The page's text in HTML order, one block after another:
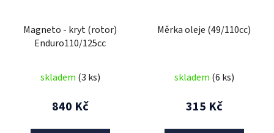
Magneto - kryt (rotor)
Enduro110/125cc
skladem (3 ks)
840 Kč
Měrka oleje (49/110cc)
skladem (6 ks)
315 Kč